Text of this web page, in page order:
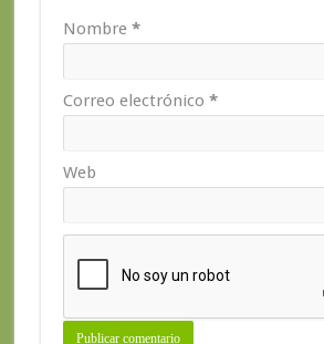
Nombre *
Correo electrónico *
Web